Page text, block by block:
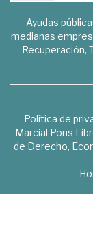
Ayudas
medianas
Recuperación,
Política de
Marcial Pons
de Derecho,